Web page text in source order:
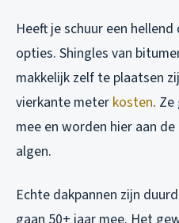
Heeft je schuur een
opties. Shingles van
makkelijk zelf te plaatsen
vierkante meter kosten.
mee en worden hier aan
algen.
Echte dakpannen zijn